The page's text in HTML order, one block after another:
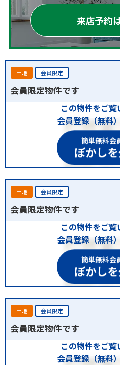
来店予約
土地 会員限定
会員限定物件です
この物件をご
会員登録（無料
簡単無料会
ぼかしを
土地 会員限定
会員限定物件です
この物件をご
会員登録（無料
簡単無料会
ぼかしを
土地 会員限定
会員限定物件です
この物件をご
会員登録（無料